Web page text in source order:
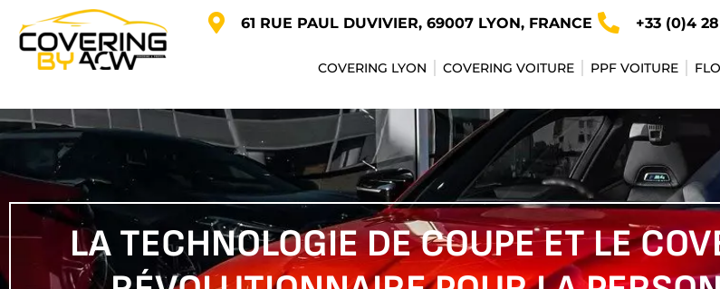
61 RUE PAUL DUVIVIER, 69007 LYON, FRANCE +33 (0)4 28
COVERING LYON COVERING VOITURE PPF VOITURE
LA TECHNOLOGIE DE COUPE ET LE